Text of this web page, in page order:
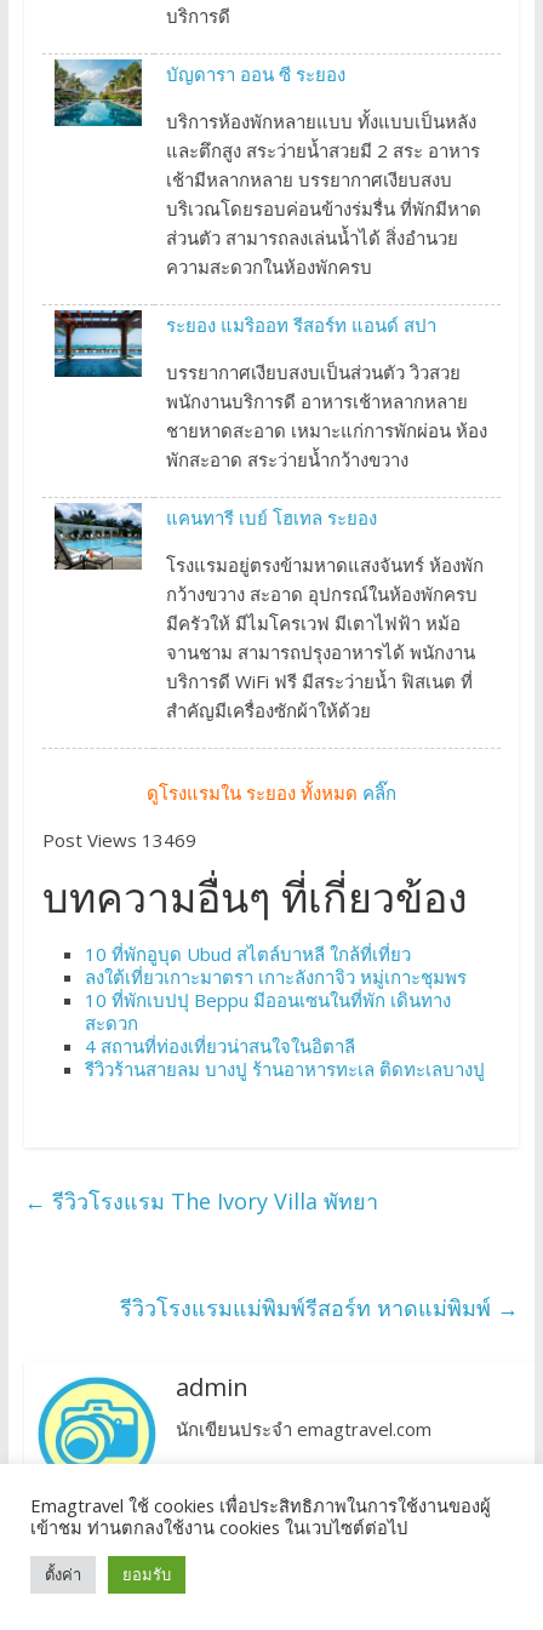
บริการดี
บัญดารา ออน ซี ระยอง
บริการห้องพักหลายแบบ ทั้งแบบเป็นหลัง
และตึกสูง สระว่ายน้ำสวยมี 2 สระ อาหาร
เช้ามีหลากหลาย บรรยากาศเงียบสงบ
บริเวณโดยรอบค่อนข้างร่มรื่น ที่พักมีหาด
ส่วนตัว สามารถลงเล่นน้ำได้ สิ่งอำนวย
ความสะดวกในห้องพักครบ
ระยอง แมริออท รีสอร์ท แอนด์ สปา
บรรยากาศเงียบสงบเป็นส่วนตัว วิวสวย
พนักงานบริการดี อาหารเช้าหลากหลาย
ชายหาดสะอาด เหมาะแก่การพักผ่อน ห้อง
พักสะอาด สระว่ายน้ำกว้างขวาง
แคนทารี เบย์ โฮเทล ระยอง
โรงแรมอยู่ตรงข้ามหาดแสงจันทร์ ห้องพัก
กว้างขวาง สะอาด อุปกรณ์ในห้องพักครบ
มีครัวให้ มีไมโครเวฟ มีเตาไฟฟ้า หม้อ
จานชาม สามารถปรุงอาหารได้ พนักงาน
บริการดี WiFi ฟรี มีสระว่ายน้ำ ฟิสเนต ที่
สำคัญมีเครื่องซักผ้าให้ด้วย
ดูโรงแรมใน ระยอง ทั้งหมด คลิ๊ก
Post Views 13469
บทความอื่นๆ ที่เกี่ยวข้อง
10 ที่พักอูบุด Ubud สไตล์บาหลี ใกล้ที่เที่ยว
ลงใต้เที่ยวเกาะมาตรา เกาะลังกาจิว หมู่เกาะชุมพร
10 ที่พักเบปปุ Beppu มีออนเซนในที่พัก เดินทาง
สะดวก
4 สถานที่ท่องเที่ยวน่าสนใจในอิตาลี
รีวิวร้านสายลม บางปู ร้านอาหารทะเล ติดทะเลบางปู
← รีวิวโรงแรม The Ivory Villa พัทยา
รีวิวโรงแรมแม่พิมพ์รีสอร์ท หาดแม่พิมพ์ →
admin
นักเขียนประจำ emagtravel.com
Leave a Reply
Emagtravel ใช้ cookies เพื่อประสิทธิภาพในการใช้งานของผู้
เข้าชม ท่านตกลงใช้งาน cookies ในเวบไซต์ต่อไป
ตั้งค่า ยอมรับ